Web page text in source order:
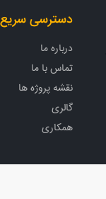
دسترسی سریع
درباره ما
تماس با ما
نقشه پروژه ها
گالری
همکاری